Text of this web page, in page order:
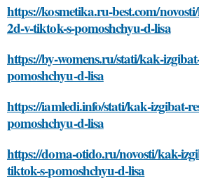
https://kosmetika.ru-best.com/
2d-v-tiktok-s-pomoshchyu-d-lisa
https://by-womens.ru/stati/kak-
pomoshchyu-d-lisa
https://iamledi.info/stati/kak-izgibat-
pomoshchyu-d-lisa
https://doma-otido.ru/novosti/kak-
tiktok-s-pomoshchyu-d-lisa